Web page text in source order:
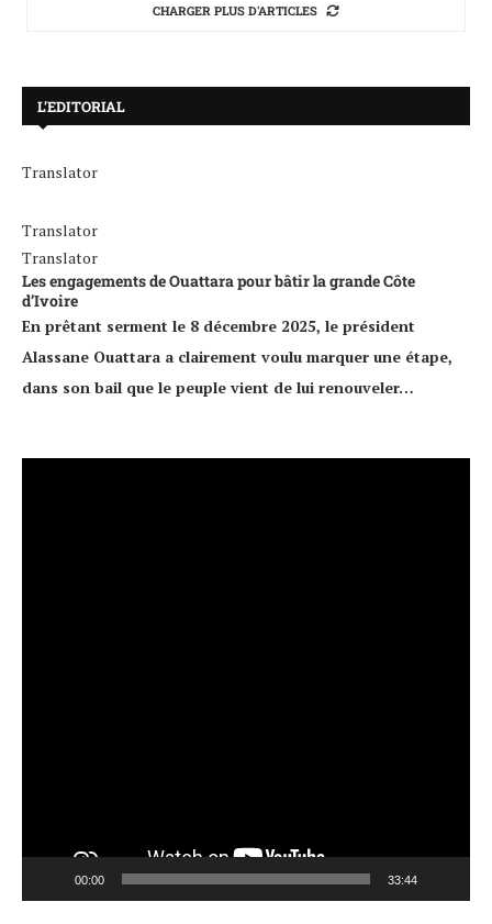
CHARGER PLUS D'ARTICLES
L’EDITORIAL
Translator
Translator
Translator
Les engagements de Ouattara pour bâtir la grande Côte
d’Ivoire
En prêtant serment le 8 décembre 2025, le président
Alassane Ouattara a clairement voulu marquer une étape,
dans son bail que le peuple vient de lui renouveler…
00:00 33:44